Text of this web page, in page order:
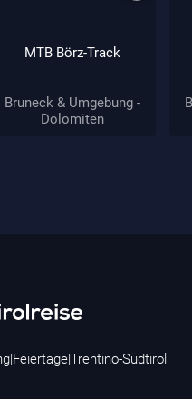
MTB Börz-Track
Bruneck & Umgebung -
Dolomiten
|Feiertage|Trentino-Südtirol